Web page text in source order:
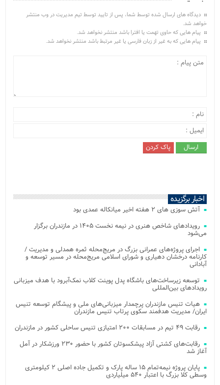
دیدگاه های ارسال شده توسط شما، پس از تایید توسط تیم مدیریت در وب منتشر
خواهد شد.
پیام هایی که حاوی تهمت یا افترا باشد منتشر نخواهد شد.
پیام هایی که به غیر از زبان فارسی یا غیر مرتبط باشد منتشر نخواهد شد.
اخبار برگزیده
آتش‌ سوزی‌ های ۲ هفته اخیر میانکاله عمدی بود
رویدادهای شاخص هنری در نیمه نخست ۱۴۰۵ در مازندران برگزار
می‌شود
اجرای پروژه‌های عمرانی بزرگ در مریج‌محله ثمره همدلی و مدیریت /
کارنامه درخشان دهیاری و شورای اسلامی مریج‌محله در مسیر توسعه و
آبادانی
توسعه زیرساخت‌های باشگاه پدل پوینت کلاب نمک‌آبرود با هدف میزبانی
رویدادهای بین‌المللی
هیات تنیس مازندران پرچمدار میزبانی‌های ملی و پیشگام توسعه تنیس
ایران/ مدیریت هدفمند سکوی پرتاب تنیس مازندران
رقابت ۴۹ تیم در مسابقات ۲۰۰ امتیازی تنیس ساحلی کشور در مازندران
رقابت‌های کشتی آزاد پیشکسوتان کشور با حضور ۲۳۰ ورزشکار در آمل
آغاز شد
پایان پروژه نیمه‌تمام ۱۵ ساله پارک و تکمیل جاده اصلی ۲ کیلومتری
وسطی کلا بزرگ با اعتبار ۵۴۰ میلیاردی